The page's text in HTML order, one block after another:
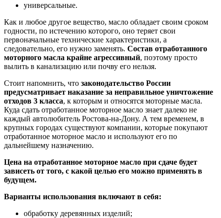
универсальные.
Как и любое другое вещество, масло обладает своим сроком
годности, по истечению которого, оно теряет свои
первоначальные технические характеристики, а
следовательно, его нужно заменять. Состав отработанного
моторного масла крайне агрессивный, поэтому просто
вылить в канализацию или почву его нельзя.
Стоит напомнить, что законодательство России
предусматривает наказание за неправильное уничтожение
отходов 3 класса, к которым и относятся моторные масла.
Куда сдать отработанное моторное масло знает далеко не
каждый автолюбитель Ростова-на-Дону. А тем временем, в
крупных городах существуют компании, которые покупают
отработанное моторное масло и используют его по
дальнейшему назначению.
Цена на отработанное моторное масло при сдаче будет
зависеть от того, с какой целью его можно применять в
будущем.
Варианты использования включают в себя:
обработку деревянных изделий;